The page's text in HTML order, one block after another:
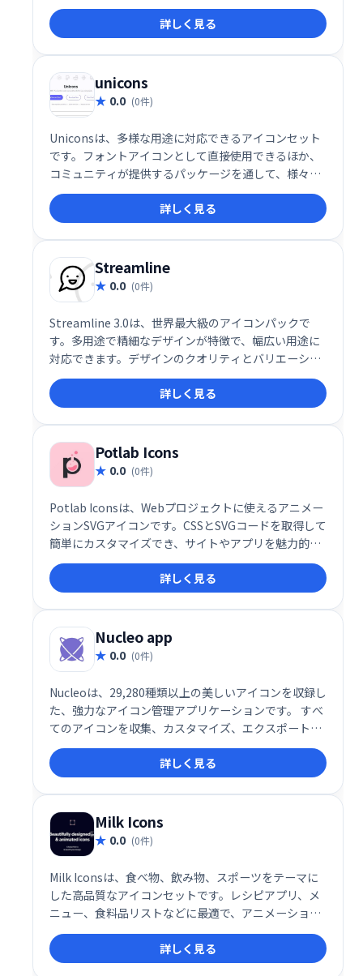
イセンスの下で商用利用も可能です。 プライベートプ
ロジェクトからビジネス用途まで幅広く活用でき、デ
ザインワークを効率化します。シンプルで洗練された
デザインが特徴で、ウェブサイトやアプリなど様々な
場面で活躍します。
詳しく見る
unicons
0.0 (0件)
Uniconsは、多様な用途に対応できるアイコンセット
です。フォントアイコンとして直接使用できるほか、
コミュニティが提供するパッケージを通して、様々な
方法で活用できます。デザインや開発を効率化し、洗
練された表現を可能にする強力なツールです。
詳しく見る
Streamline
0.0 (0件)
Streamline 3.0は、世界最大級のアイコンパックで
す。多用途で精細なデザインが特徴で、幅広い用途に
対応できます。デザインのクオリティとバリエーショ
ンの豊富さで、あなたのプロジェクトをワンランク上
に引き上げます。
詳しく見る
Potlab Icons
0.0 (0件)
Potlab Iconsは、Webプロジェクトに使えるアニメー
ションSVGアイコンです。CSSとSVGコードを取得して
簡単にカスタマイズでき、サイトやアプリを魅力的に
演出します。 豊富なアイコンバリエーションで、あな
たのデザインをワンランクアップさせましょう。
詳しく見る
Nucleo app
0.0 (0件)
Nucleoは、29,280種類以上の美しいアイコンを収録し
た、強力なアイコン管理アプリケーションです。 すべ
てのアイコンを収集、カスタマイズ、エクスポートで
き、デザインワークを効率化します。 豊富な選択肢か
ら最適なアイコンを見つけ、プロジェクトをワンラン
クアップさせましょう。
詳しく見る
Milk Icons
0.0 (0件)
Milk Iconsは、食べ物、飲み物、スポーツをテーマに
した高品質なアイコンセットです。レシピアプリ、メ
ニュー、食料品リストなどに最適で、アニメーション
アイコンも用意。ゲームスケジューリングアプリにも
すぐ使えます。魅力的なデザインで、アプリやウェブ
サイトをさらに見やすく、使いやすくします。
詳しく見る